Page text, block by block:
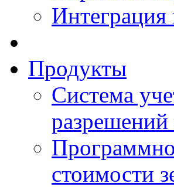
Продукты
Система
стоимости